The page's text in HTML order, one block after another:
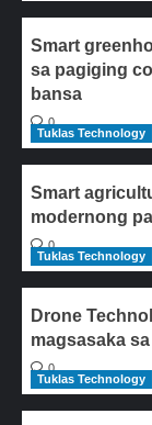
Smart
sa pagiging
bansa
0
Tuklas Technology
Smart
modernong
0
Tuklas Technology
Drone
magsasaka
0
Tuklas Technology